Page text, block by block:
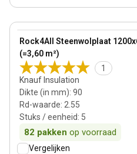
Rock4All Steenwolplaat
(=3,60 m²)
1
Knauf Insulation
Dikte (in mm): 90
Rd-waarde: 2.55
Stuks / eenheid: 5
82 pakken op voorraad
View product
Vergelijken